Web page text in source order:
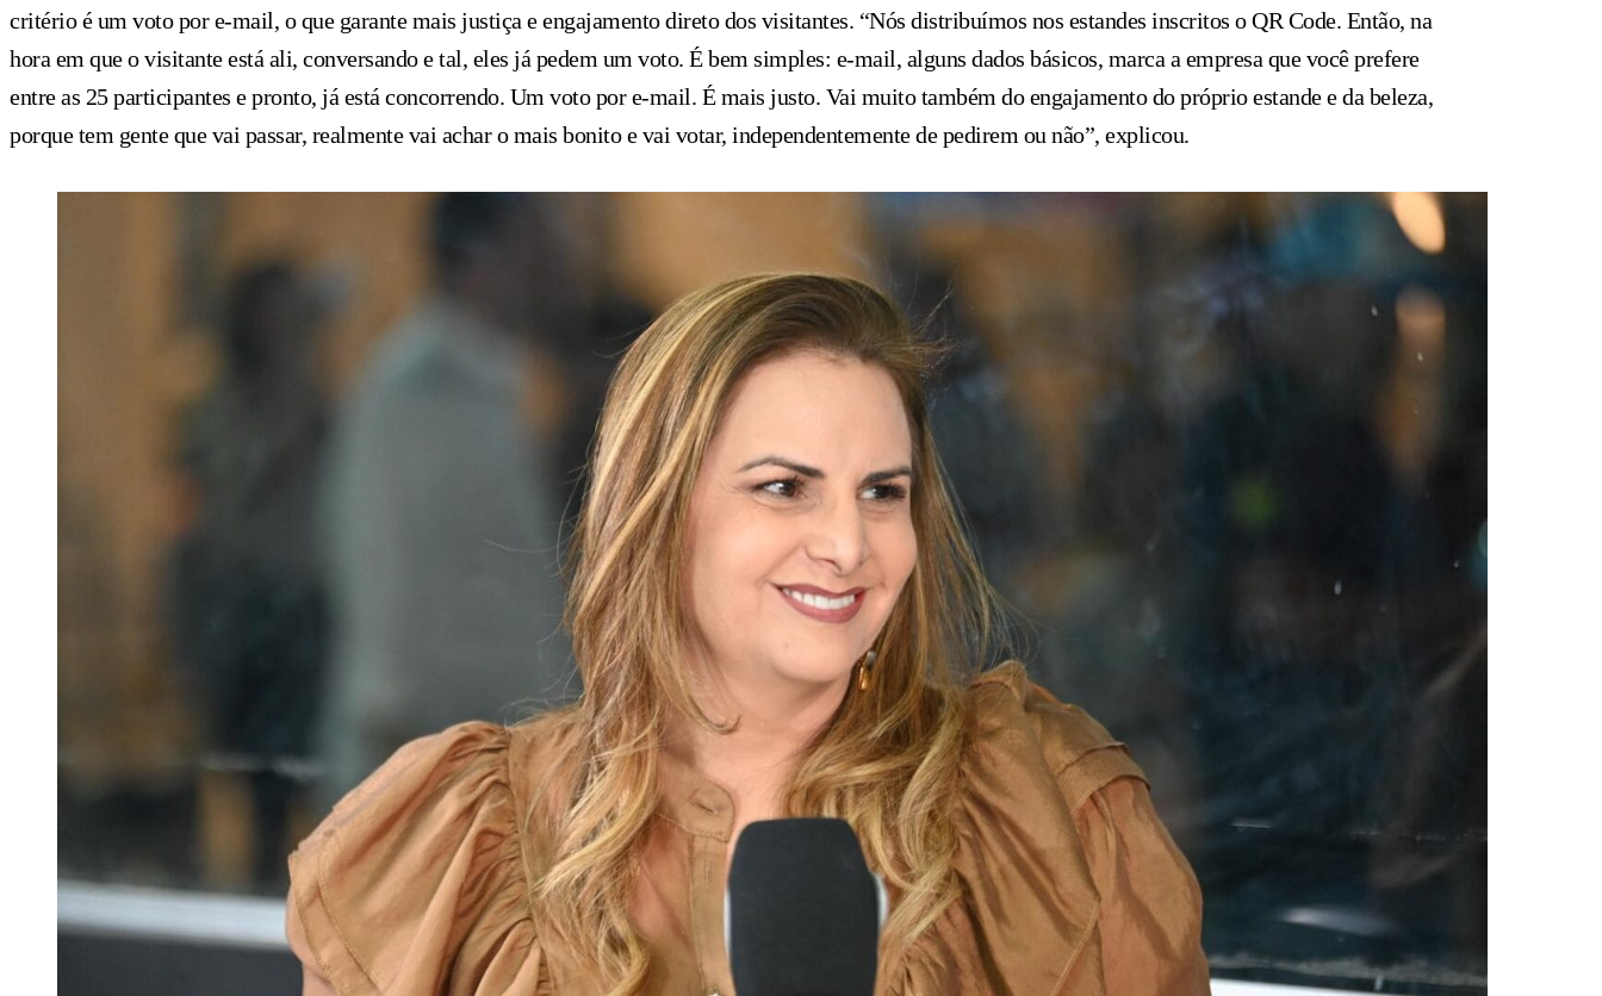
critério é um voto por e-mail, o que garante mais justiça e engajamento direto dos visitantes. “Nós distribuímos nos estandes inscritos o QR Code. Então, na
hora em que o visitante está ali, conversando e tal, eles já pedem um voto. É bem simples: e-mail, alguns dados básicos, marca a empresa que você prefere
entre as 25 participantes e pronto, já está concorrendo. Um voto por e-mail. É mais justo. Vai muito também do engajamento do próprio estande e da beleza,
porque tem gente que vai passar, realmente vai achar o mais bonito e vai votar, independentemente de pedirem ou não”, explicou.